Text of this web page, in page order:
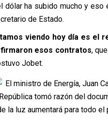
dólar ha subido mucho y
de Estado.
viendo hoy día es el
esos contratos,
Jobet.